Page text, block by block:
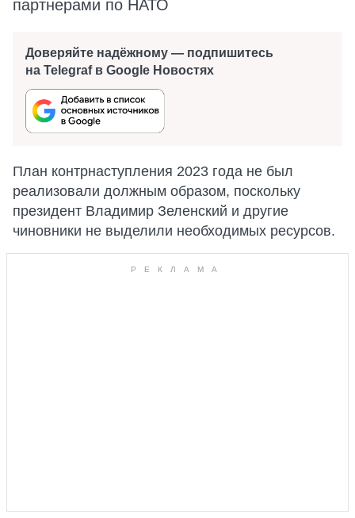
партнерами по НАТО
Доверяйте надёжному — подпишитесь
на Telegraf в Google Новостях
План контрнаступления 2023 года не был
реализовали должным образом, поскольку
президент Владимир Зеленский и другие
чиновники не выделили необходимых ресурсов.